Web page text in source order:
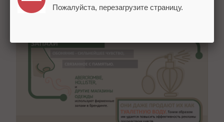
Пожалуйста, перезагрузите страницу.